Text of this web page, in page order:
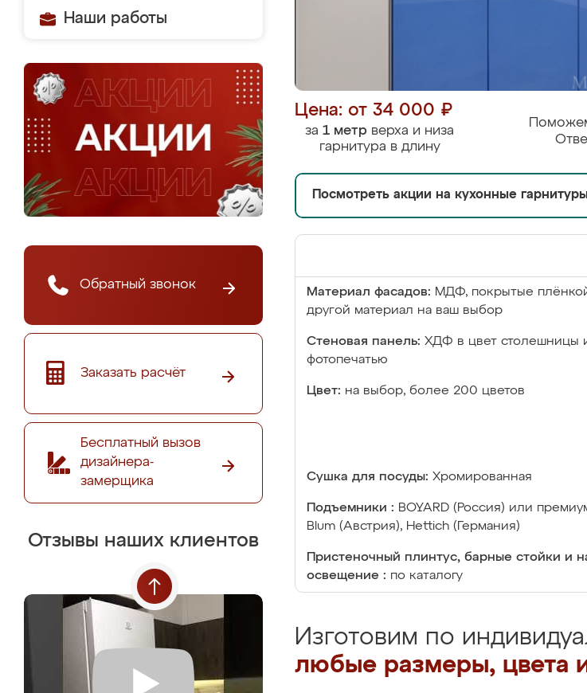
Наши работы
Обратный звонок
Заказать расчёт
Бесплатный вызов
дизайнера-
замерщика
Отзывы наших клиентов
Цена: от 34 000 ₽
за 1 метр верха и низа
гарнитура в длину
Посмотреть акции на кухонные гарнитуры
Материал фасадов: МДФ, покрытые
другой материал на ваш выбор
Стеновая панель: ХДФ в цвет столешницы
фотопечатью
Цвет: на выбор, более 200 цветов
Сушка для посуды: Хромированная
Подъемники : BOYARD (Россия) или
Blum (Австрия), Hettich (Германия)
Пристеночный плинтус, барные стойки и
освещение : по каталогу
Изготовим по
любые размеры, цвета